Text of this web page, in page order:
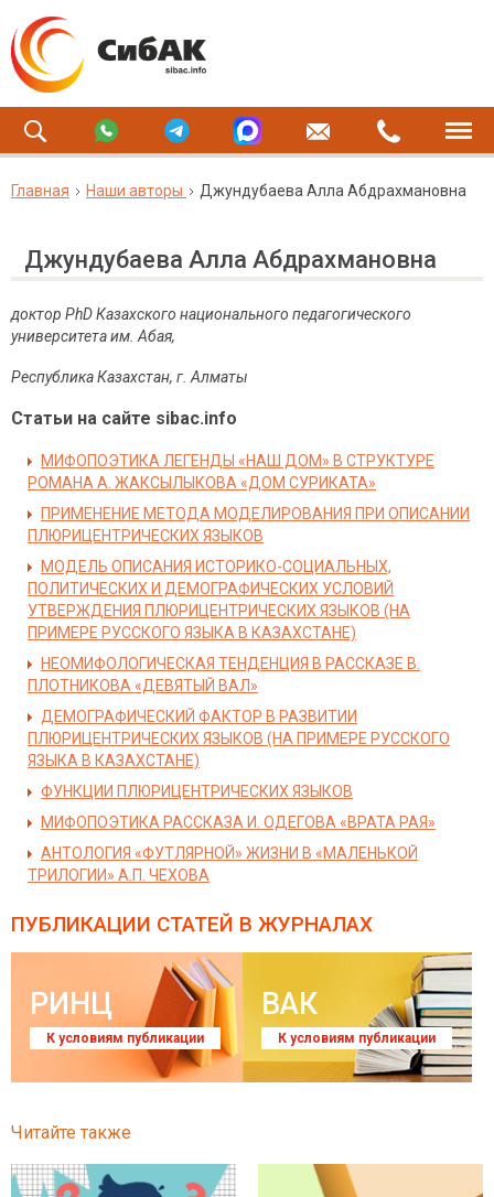
Главная Наши авторы Джундубаева Алла Абдрахмановна
Джундубаева Алла Абдрахмановна
доктор PhD Казахского национального педагогического
университета им. Абая,
Республика Казахстан, г. Алматы
Статьи на сайте sibac.info
МИФОПОЭТИКА ЛЕГЕНДЫ «НАШ ДОМ» В СТРУКТУРЕ
РОМАНА А. ЖАКСЫЛЫКОВА «ДОМ СУРИКАТА»
ПРИМЕНЕНИЕ МЕТОДА МОДЕЛИРОВАНИЯ ПРИ ОПИСАНИИ
ПЛЮРИЦЕНТРИЧЕСКИХ ЯЗЫКОВ
МОДЕЛЬ ОПИСАНИЯ ИСТОРИКО-СОЦИАЛЬНЫХ,
ПОЛИТИЧЕСКИХ И ДЕМОГРАФИЧЕСКИХ УСЛОВИЙ
УТВЕРЖДЕНИЯ ПЛЮРИЦЕНТРИЧЕСКИХ ЯЗЫКОВ (НА
ПРИМЕРЕ РУССКОГО ЯЗЫКА В КАЗАХСТАНЕ)
НЕОМИФОЛОГИЧЕСКАЯ ТЕНДЕНЦИЯ В РАССКАЗЕ В.
ПЛОТНИКОВА «ДЕВЯТЫЙ ВАЛ»
ДЕМОГРАФИЧЕСКИЙ ФАКТОР В РАЗВИТИИ
ПЛЮРИЦЕНТРИЧЕСКИХ ЯЗЫКОВ (НА ПРИМЕРЕ РУССКОГО
ЯЗЫКА В КАЗАХСТАНЕ)
ФУНКЦИИ ПЛЮРИЦЕНТРИЧЕСКИХ ЯЗЫКОВ
МИФОПОЭТИКА РАССКАЗА И. ОДЕГОВА «ВРАТА РАЯ»
АНТОЛОГИЯ «ФУТЛЯРНОЙ» ЖИЗНИ В «МАЛЕНЬКОЙ
ТРИЛОГИИ» А.П. ЧЕХОВА
ПУБЛИКАЦИИ СТАТЕЙ В ЖУРНАЛАХ
РИНЦ
К условиям публикации
ВАК
К условиям публикации
Читайте также